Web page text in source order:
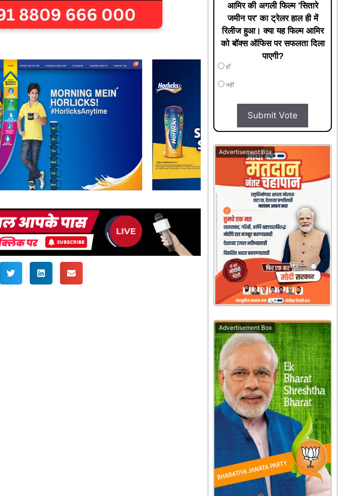
आमिर की अगली फिल्म 'सितारे
जमीन पर' का ट्रेलर हाल ही में
रिलीज हुआ। क्या यह फिल्म आमिर
को बॉक्स ऑफिस पर सफलता दिला
पाएगी?
हाँ
नहीं
Submit Vote
Advertisement Box
Advertisement Box